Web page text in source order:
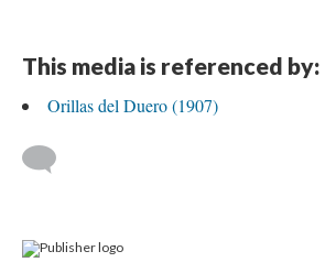
This media is referenced by:
Orillas del Duero (1907)